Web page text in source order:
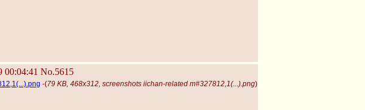
No.5615
-(79 KB, 468x312, screenshots iichan-related m#327812,1(...).png)